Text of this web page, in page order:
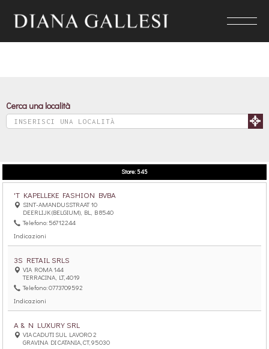
Cerca una località
Store:545
'T KAPELLEKE FASHION BVBA
SINT-AMANDUSSTRAAT 10
DEERLIJK (BELGIUM), BL, B 8540
Telefono: 56712244
Indicazioni
3S RETAIL SRLS
VIA ROMA 144
TERRACINA, LT, 4019
Telefono: 0773709592
Indicazioni
A & N LUXURY SRL
VIA CADUTI SUL LAVORO 2
GRAVINA DI CATANIA, CT, 95030